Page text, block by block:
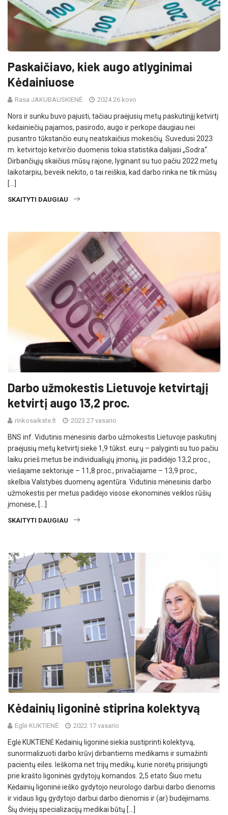
Paskaičiavo, kiek augo atlyginimai
Kėdainiuose
Rasa JAKUBAUSKIENĖ 2024 26 kovo
Nors ir sunku buvo pajusti, tačiau praėjusių metų paskutinįjį ketvirtį
kėdainiečių pajamos, pasirodo, augo ir perkopė daugiau nei
pusantro tūkstančio eurų neatskaičius mokesčių. Suvedusi 2023
m. ketvirtojo ketvirčio duomenis tokia statistika dalijasi „Sodra“.
Dirbančiųjų skaičius mūsų rajone, lyginant su tuo pačiu 2022 metų
laikotarpiu, beveik nekito, o tai reiškia, kad darbo rinka ne tik mūsų
[…]
SKAITYTI DAUGIAU
Darbo užmokestis Lietuvoje ketvirtąjį
ketvirtį augo 13,2 proc.
rinkosaikste.lt 2023 27 vasario
BNS inf. Vidutinis mėnesinis darbo užmokestis Lietuvoje paskutinį
praėjusių metų ketvirtį siekė 1,9 tūkst. eurų – palyginti su tuo pačiu
laiku prieš metus be individualiųjų įmonių, jis padidėjo 13,2 proc.,
viešajame sektoriuje – 11,8 proc., privačiajame – 13,9 proc.,
skelbia Valstybės duomenų agentūra. Vidutinis mėnesinis darbo
užmokestis per metus padidėjo visose ekonominės veiklos rūšių
įmonėse, […]
SKAITYTI DAUGIAU
Kėdainių ligoninė stiprina kolektyvą
Eglė KUKTIENĖ 2022 17 vasario
Eglė KUKTIENĖ Kėdainių ligoninė siekia sustiprinti kolektyvą,
sunormalizuoti darbo krūvį dirbantiems medikams ir sumažinti
pacientų eiles. Ieškoma net trijų medikų, kurie norėtų prisijungti
prie krašto ligoninės gydytojų komandos. 2,5 etato Šiuo metu
Kėdainių ligoninė ieško gydytojo neurologo darbui darbo dienomis
ir vidaus ligų gydytojo darbui darbo dienomis ir (ar) budėjimams.
Šių dviejų specializacijų medikai būtų […]